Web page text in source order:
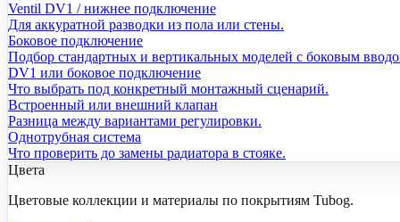
Ventil DV1 / нижнее подключение
Для аккуратной разводки из пола или стены.
Боковое подключение
Подбор стандартных и вертикальных моделей с боковым
DV1 или боковое подключение
Что выбрать под конкретный монтажный сценарий.
Встроенный или внешний клапан
Разница между вариантами регулировки.
Однотрубная система
Что проверить до замены радиатора в стояке.
Цвета
Цветовые коллекции и материалы по покрытиям Tubog.